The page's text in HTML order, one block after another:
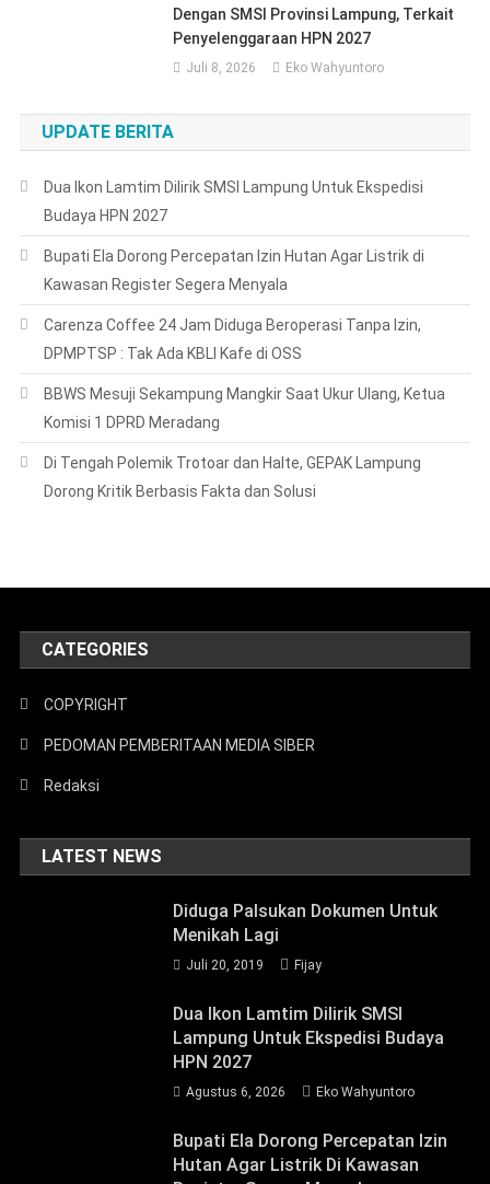
Dengan SMSI Provinsi Lampung, Terkait
Penyelenggaraan HPN 2027
Juli 8, 2026 Eko Wahyuntoro
UPDATE BERITA
Dua Ikon Lamtim Dilirik SMSI Lampung Untuk Ekspedisi
Budaya HPN 2027
Bupati Ela Dorong Percepatan Izin Hutan Agar Listrik di
Kawasan Register Segera Menyala
Carenza Coffee 24 Jam Diduga Beroperasi Tanpa Izin,
DPMPTSP : Tak Ada KBLI Kafe di OSS
BBWS Mesuji Sekampung Mangkir Saat Ukur Ulang, Ketua
Komisi 1 DPRD Meradang
Di Tengah Polemik Trotoar dan Halte, GEPAK Lampung
Dorong Kritik Berbasis Fakta dan Solusi
CATEGORIES
COPYRIGHT
PEDOMAN PEMBERITAAN MEDIA SIBER
Redaksi
LATEST NEWS
Diduga Palsukan Dokumen Untuk
Menikah Lagi
Juli 20, 2019 Fijay
Dua Ikon Lamtim Dilirik SMSI
Lampung Untuk Ekspedisi Budaya
HPN 2027
Agustus 6, 2026 Eko Wahyuntoro
Bupati Ela Dorong Percepatan Izin
Hutan Agar Listrik Di Kawasan